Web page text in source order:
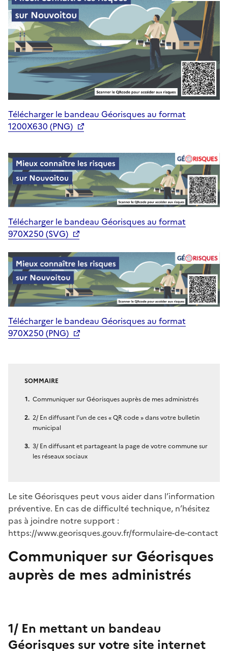
Télécharger le bandeau Géorisques au format
1200X630 (PNG)
Télécharger le bandeau Géorisques au format
970X250 (SVG)
Télécharger le bandeau Géorisques au format
970X250 (PNG)
SOMMAIRE
Communiquer sur Géorisques auprès de mes administrés
2/ En diffusant l’un de ces « QR code » dans votre bulletin
municipal
3/ En diffusant et partageant la page de votre commune sur
les réseaux sociaux
Le site Géorisques peut vous aider dans l’information
préventive. En cas de difficulté technique, n’hésitez
pas à joindre notre support :
https://www.georisques.gouv.fr/formulaire-de-contact
Communiquer sur Géorisques
auprès de mes administrés
1/ En mettant un bandeau
Géorisques sur votre site internet